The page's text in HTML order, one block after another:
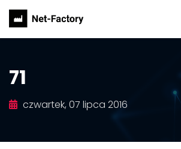
71
czwartek, 07 lipca 2016